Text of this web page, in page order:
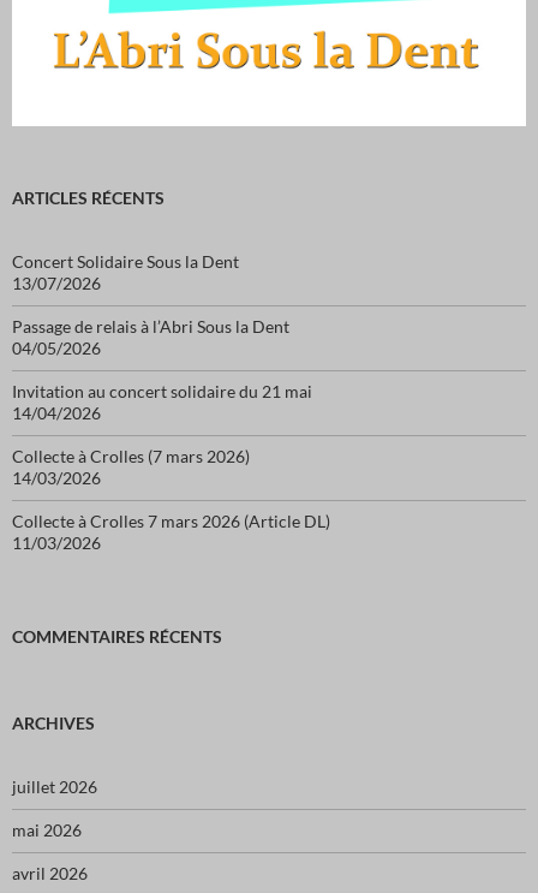
ARTICLES RÉCENTS
Concert Solidaire Sous la Dent
13/07/2026
Passage de relais à l’Abri Sous la Dent
04/05/2026
Invitation au concert solidaire du 21 mai
14/04/2026
Collecte à Crolles (7 mars 2026)
14/03/2026
Collecte à Crolles 7 mars 2026 (Article DL)
11/03/2026
COMMENTAIRES RÉCENTS
ARCHIVES
juillet 2026
mai 2026
avril 2026